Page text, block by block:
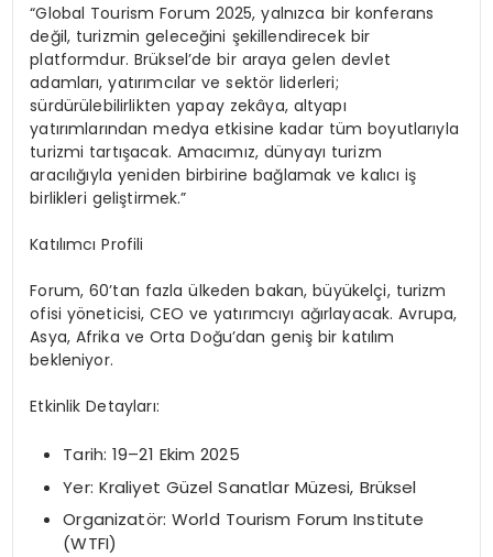
“Global Tourism Forum 2025, yalnızca bir konferans
değil, turizmin geleceğini şekillendirecek bir
platformdur. Brüksel’de bir araya gelen devlet
adamları, yatırımcılar ve sektör liderleri;
sürdürülebilirlikten yapay zekâya, altyapı
yatırımlarından medya etkisine kadar tüm boyutlarıyla
turizmi tartışacak. Amacımız, dünyayı turizm
aracılığıyla yeniden birbirine bağlamak ve kalıcı iş
birlikleri geliştirmek.”
Katılımcı Profili
Forum, 60’tan fazla ülkeden bakan, büyükelçi, turizm
ofisi yöneticisi, CEO ve yatırımcıyı ağırlayacak. Avrupa,
Asya, Afrika ve Orta Doğu’dan geniş bir katılım
bekleniyor.
Etkinlik Detayları:
Tarih: 19–21 Ekim 2025
Yer: Kraliyet Güzel Sanatlar Müzesi, Brüksel
Organizatör: World Tourism Forum Institute
(WTFI)